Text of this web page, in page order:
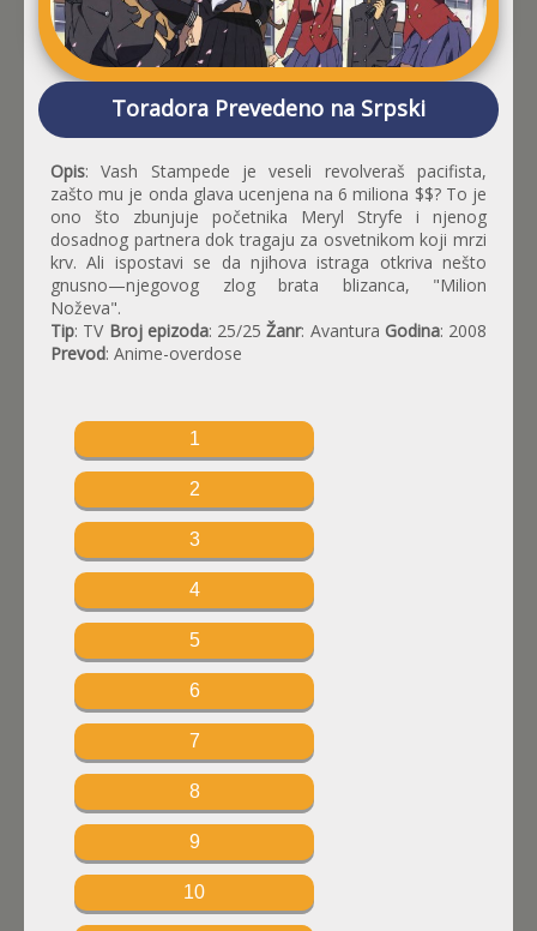
Toradora Prevedeno na Srpski
Opis: Vash Stampede je veseli revolveraš pacifista,
zašto mu je onda glava ucenjena na 6 miliona $$? To je
ono što zbunjuje početnika Meryl Stryfe i njenog
dosadnog partnera dok tragaju za osvetnikom koji mrzi
krv. Ali ispostavi se da njihova istraga otkriva nešto
gnusno—njegovog zlog brata blizanca, "Milion
Noževa".
Tip: TV Broj epizoda: 25/25Žanr: Avantura Godina: 2008
Prevod: Anime-overdose
1
2
3
4
5
6
7
8
9
10